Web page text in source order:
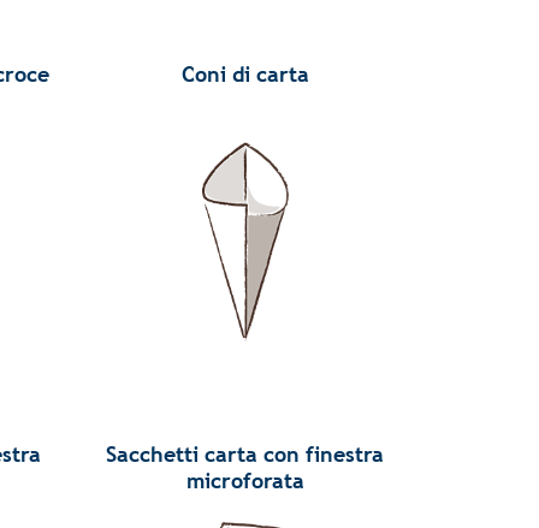
Coni di carta
Sacchetti carta con finestra
microforata